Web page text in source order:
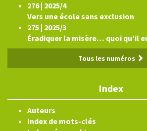
276 | 2025/4
Vers une école sans exclusion
275 | 2025/3
Éradiquer la misère… quoi qu’il
Tous les numéros
Index
Auteurs
Index de mots-clés